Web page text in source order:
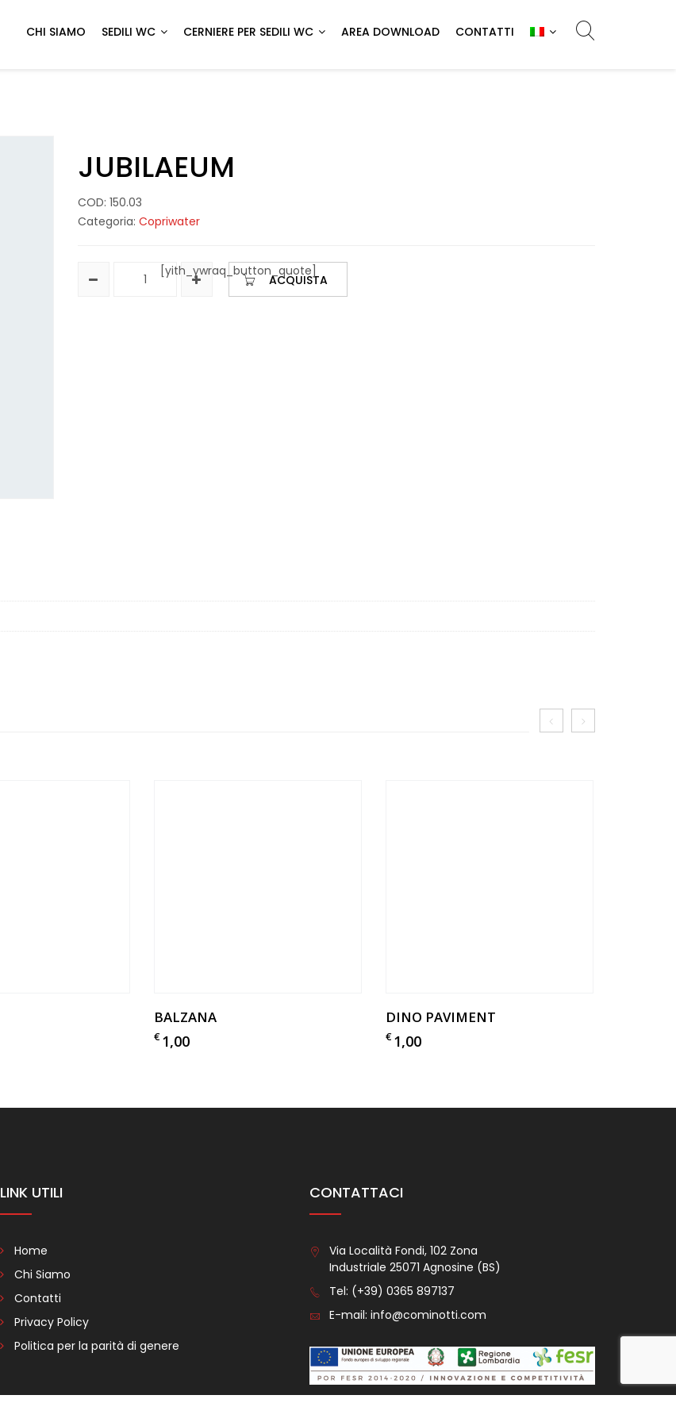
CHI SIAMO SEDILI WC CERNIERE PER SEDILI WC AREA DOWNLOAD CONTATTI
JUBILAEUM
COD: 150.03
Categoria: Copriwater
ACQUISTA
[yith_ywraq_button_quote]
BALZANA
€ 1,00
DINO PAVIMENT
€ 1,00
LINK UTILI
Home
Chi Siamo
Contatti
Privacy Policy
Politica per la parità di genere
CONTATTACI
Via Località Fondi, 102 Zona
Industriale 25071 Agnosine (BS)
Tel: (+39) 0365 897137
E-mail: info@cominotti.com